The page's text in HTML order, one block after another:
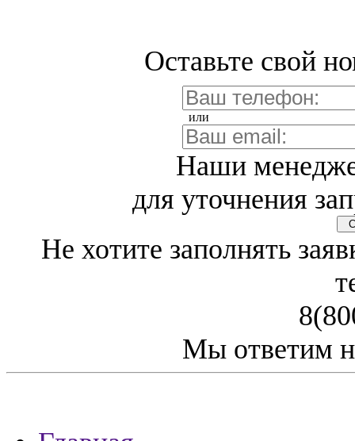
Оставьте свой
или
Наши
для уточнения
Не хотите заполнять
Мы ответим